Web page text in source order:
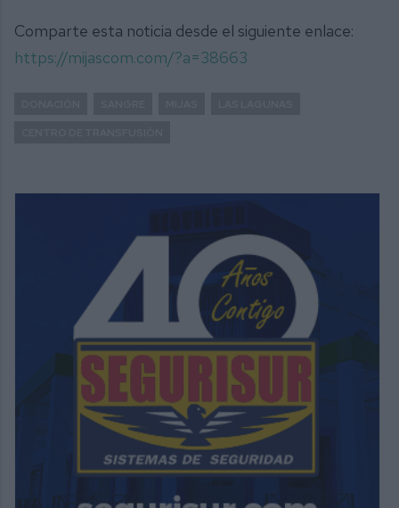
Comparte esta noticia desde el siguiente enlace:
https://mijascom.com/?a=38663